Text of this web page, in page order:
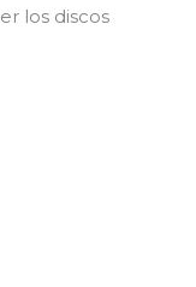
los discos